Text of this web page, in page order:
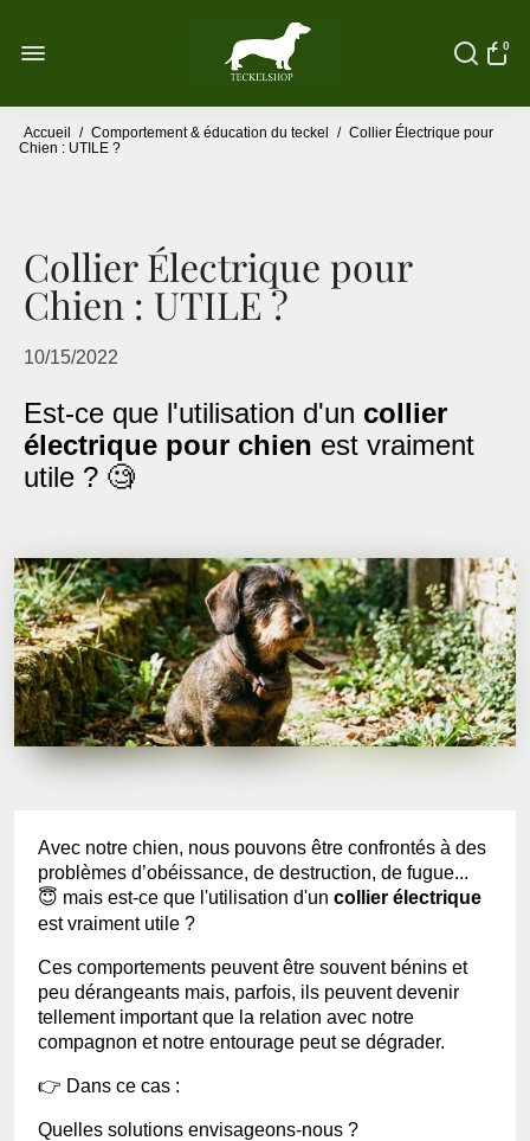
0
Accueil / Comportement & éducation du teckel / Collier Électrique pour
Chien : UTILE ?
Collier Électrique pour
Chien : UTILE ?
10/15/2022
Est-ce que l'utilisation d'un collier
électrique pour chien est vraiment
utile ? 🧐
Avec notre chien, nous pouvons être confrontés à des
problèmes d’obéissance, de destruction, de fugue...
😇 mais est-ce que l'utilisation d'un collier électrique
est vraiment utile ?
Ces comportements peuvent être souvent bénins et
peu dérangeants mais, parfois, ils peuvent devenir
tellement important que la relation avec notre
compagnon et notre entourage peut se dégrader.
👉 Dans ce cas :
Quelles solutions envisageons-nous ?